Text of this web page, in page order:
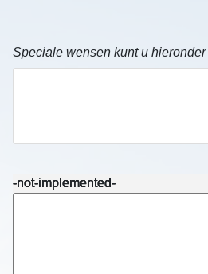
Speciale wensen kunt u
-not-implemented-
-not-implemented-
-not-implemented-
-not-implemented-